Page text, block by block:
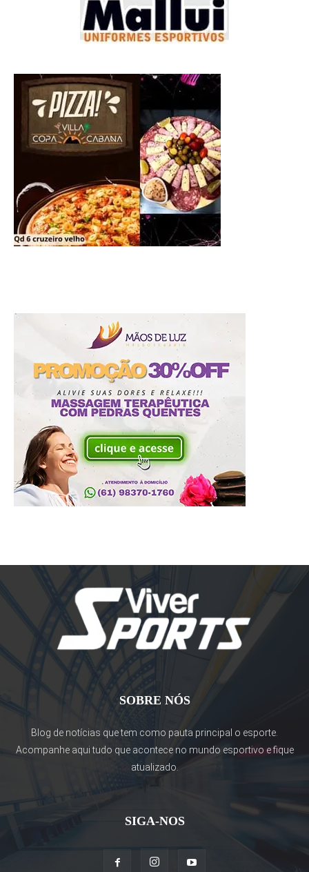
SOBRE NÓS
Blog de notícias que tem como pauta principal o esporte.
Acompanhe aqui tudo que acontece no mundo esportivo e fique
atualizado.
SIGA-NOS